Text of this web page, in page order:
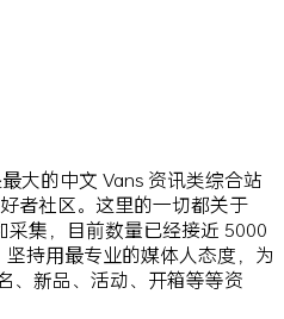
大的中文 Vans 资讯类综合站
者社区。这里的一切都关于
采集，目前数量已经接近 5000
持用最专业的媒体人态度，为
、新品、活动、开箱等等资